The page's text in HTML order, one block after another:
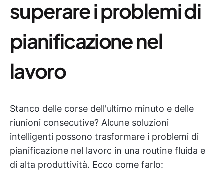
superare i problemi di
pianificazione nel
lavoro
Stanco delle corse dell'ultimo minuto e delle
riunioni consecutive? Alcune soluzioni
intelligenti possono trasformare i problemi di
pianificazione nel lavoro in una routine fluida e
di alta produttività. Ecco come farlo: